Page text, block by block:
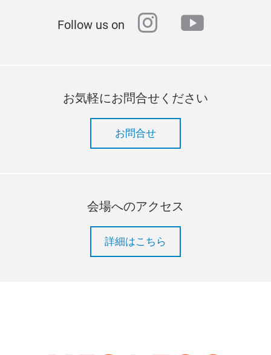
Follow us on instagram
youtube
お気軽にお問合せください
お問合せ
会場へのアクセス
詳細はこちら